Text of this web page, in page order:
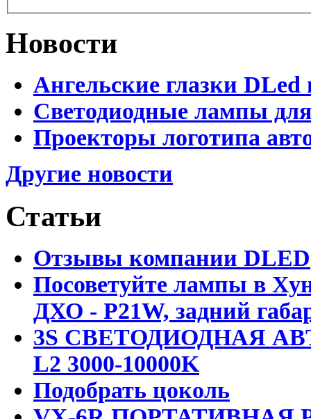
Новости
Ангельские глазки DLed
Светодиодные лампы
Проекторы логотипа
Другие новости
Статьи
Отзывы компании DLED
Посоветуйте лампы в
ДХО - P21W, задний
3S СВЕТОДИОДНАЯ
L2 3000-10000K
Подобрать цоколь